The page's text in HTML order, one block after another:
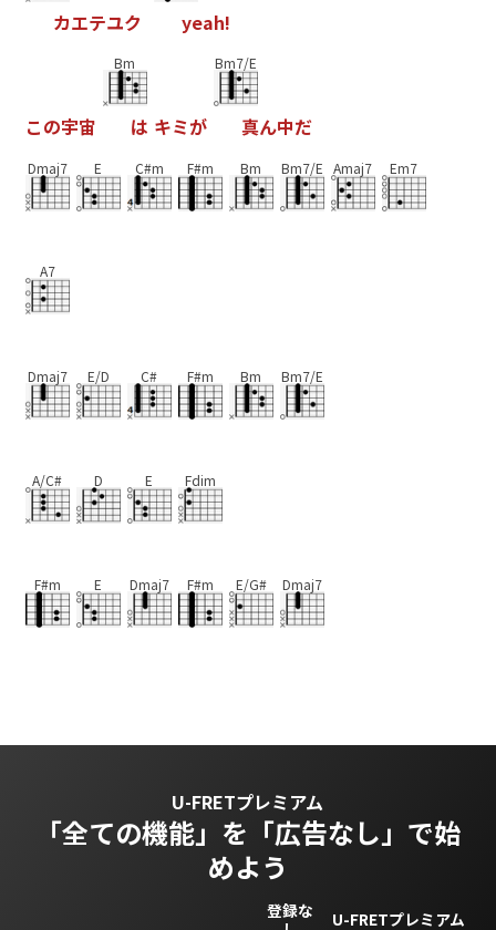
カエテユク yeah!
この宇宙
Bm
は キミが
Bm7/E
真ん中だ
Dmaj7 E C#m F#m Bm Bm7/E Amaj7 Em7
A7
Dmaj7 E/D C# F#m Bm Bm7/E
A/C# D E Fdim
F#m E Dmaj7 F#m E/G# Dmaj7
U-FRETプレミアム
「全ての機能」を 「広告なし」で始
めよう
登録な
U-FRETプレミアム